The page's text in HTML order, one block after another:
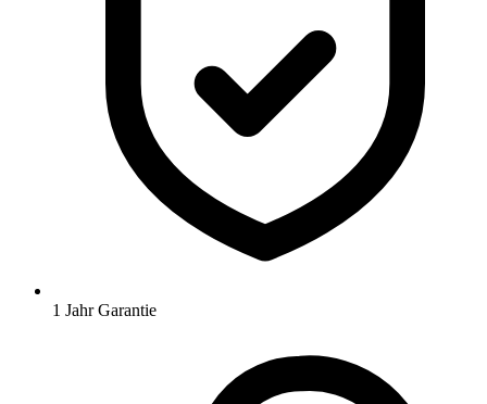
1 Jahr Garantie